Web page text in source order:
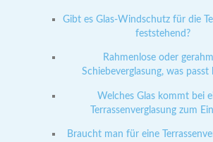
Gibt es Glas-Windschutz für die
feststehend?
Rahmenlose oder
Schiebeverglasung, was passt
Welches Glas kommt bei
Terrassenverglasung zum
Braucht man für eine